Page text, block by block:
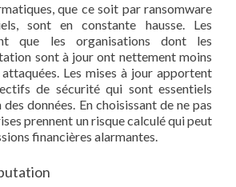
que ce soit par ransomware
sont en constante hausse. Les
que les organisations dont les
sont à jour ont nettement moins
attaquées. Les mises à jour apportent
de sécurité qui sont essentiels
données. En choisissant de ne pas
prennent un risque calculé qui peut
financières alarmantes.